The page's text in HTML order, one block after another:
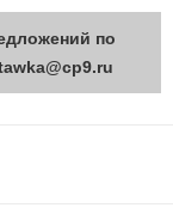
по